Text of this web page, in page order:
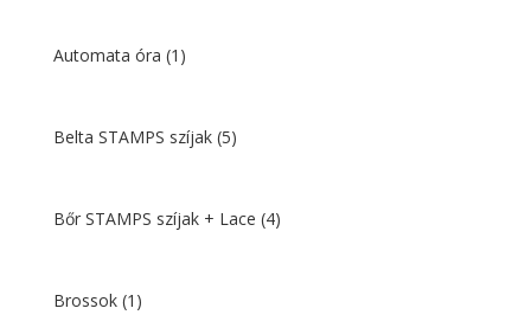
Automata óra (1)
Belta STAMPS szíjak (5)
Bőr STAMPS szíjak + Lace (4)
Brossok (1)